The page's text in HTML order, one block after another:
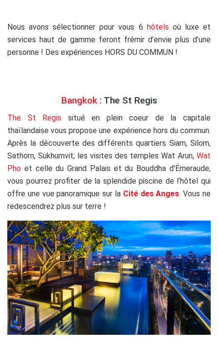
Nous avons sélectionner pour vous 6 hôtels où luxe et
services haut de gamme feront frémir d’envie plus d’une
personne ! Des expériences HORS DU COMMUN !
Bangkok : The St Regis
The St Regis situé en plein coeur de la capitale
thaïlandaise vous propose une expérience hors du commun.
Après la découverte des différents quartiers Siam, Silom,
Sathorn, Sukhumvit; les visites des temples Wat Arun, Wat
Pho et celle du Grand Palais et du Bouddha d’Émeraude,
vous pourrez profiter de la splendide piscine de l’hôtel qui
offre une vue panoramique sur la Cité des Anges. Vous ne
redescendrez plus sur terre !